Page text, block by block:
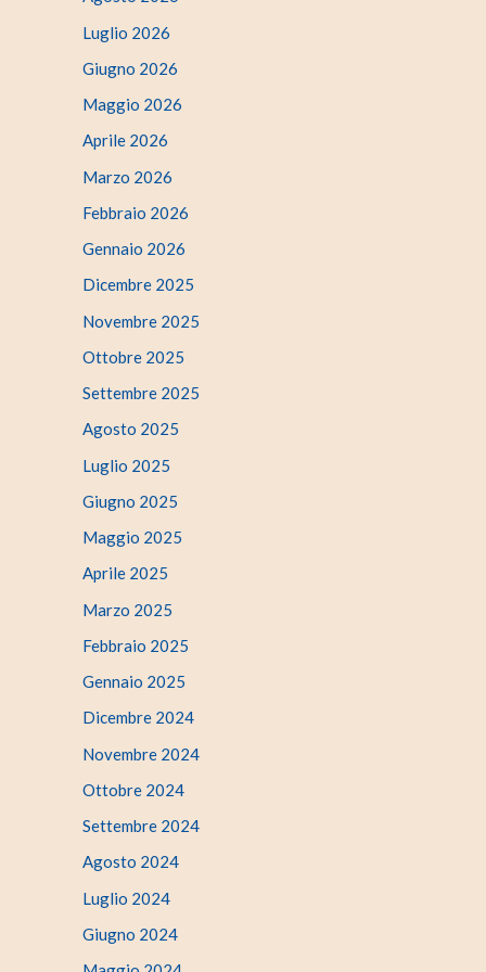
Luglio 2026
Giugno 2026
Maggio 2026
Aprile 2026
Marzo 2026
Febbraio 2026
Gennaio 2026
Dicembre 2025
Novembre 2025
Ottobre 2025
Settembre 2025
Agosto 2025
Luglio 2025
Giugno 2025
Maggio 2025
Aprile 2025
Marzo 2025
Febbraio 2025
Gennaio 2025
Dicembre 2024
Novembre 2024
Ottobre 2024
Settembre 2024
Agosto 2024
Luglio 2024
Giugno 2024